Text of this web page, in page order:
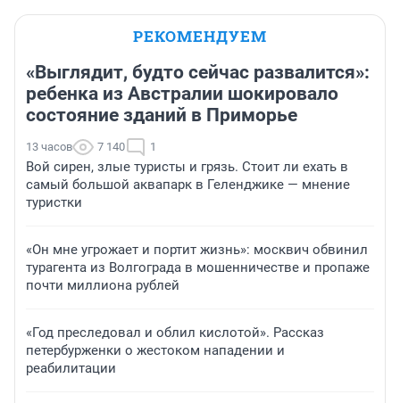
РЕКОМЕНДУЕМ
«Выглядит, будто сейчас развалится»:
ребенка из Австралии шокировало
состояние зданий в Приморье
13 часов 7 140 1
Вой сирен, злые туристы и грязь. Стоит ли ехать в
самый большой аквапарк в Геленджике — мнение
туристки
«Он мне угрожает и портит жизнь»: москвич обвинил
турагента из Волгограда в мошенничестве и пропаже
почти миллиона рублей
«Год преследовал и облил кислотой». Рассказ
петербурженки о жестоком нападении и
реабилитации